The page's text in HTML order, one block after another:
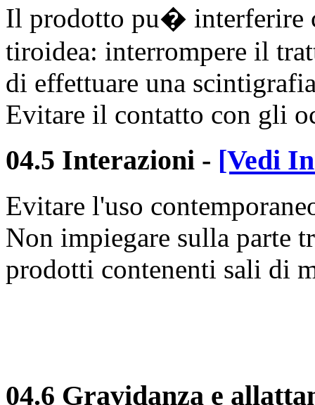
Il prodotto pu� interferire
tiroidea: interrompere il
di effettuare una
Evitare il contatto con gli
04.5 Interazioni - [Vedi
Evitare l'uso
Non impiegare sulla parte
prodotti contenenti sali di
04.6 Gravidanza e